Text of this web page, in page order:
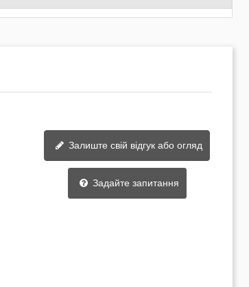
Залиште свій відгук або огляд
Задайте запитання